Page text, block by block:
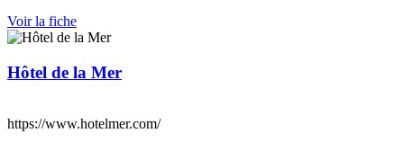
Voir la fiche
Hôtel de la Mer
https://www.hotelmer.com/